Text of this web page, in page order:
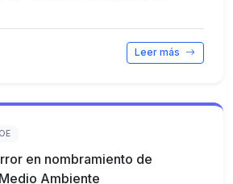
Leer más
en nombramiento de
Ambiente